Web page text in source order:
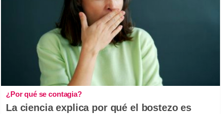
¿Por qué se contagia?
La ciencia explica por qué el bostezo es